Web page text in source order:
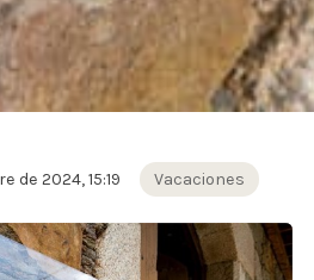
de 2024, 15:19 Vacaciones